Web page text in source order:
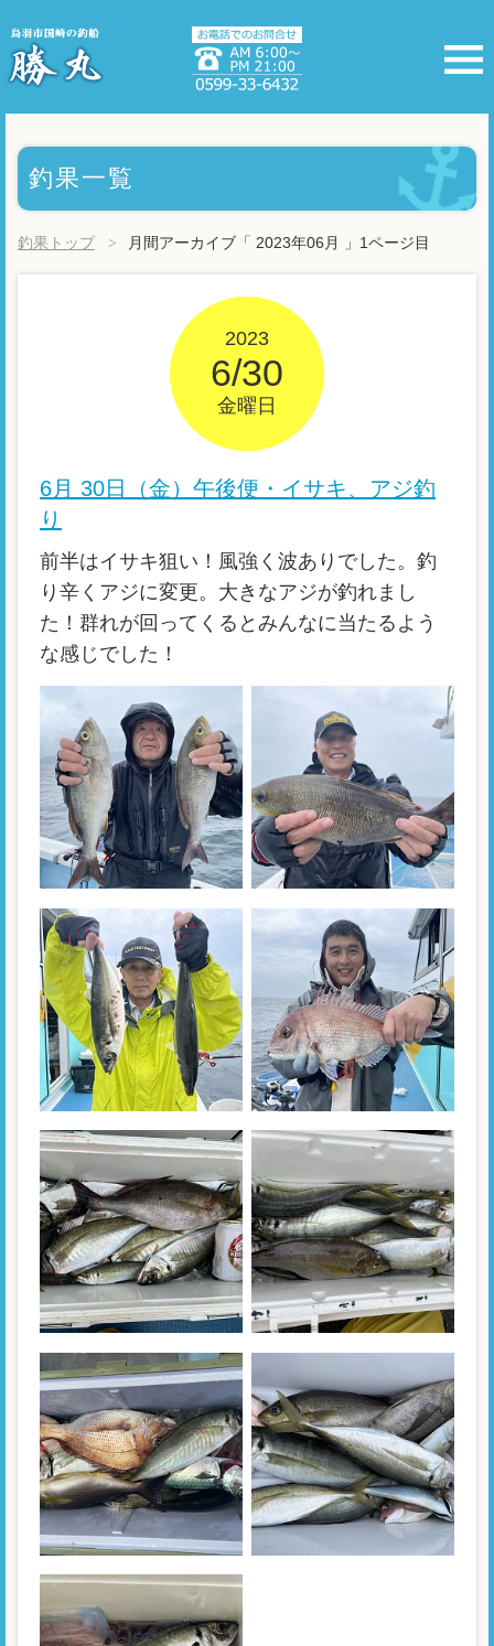
釣果一覧
釣果トップ 月間アーカイブ「 2023年06月 」1ページ目
2023
6/30
金曜日
6月 30日（金）午後便・イサキ、アジ釣
り
前半はイサキ狙い！風強く波ありでした。釣
り辛くアジに変更。大きなアジが釣れまし
た！群れが回ってくるとみんなに当たるよう
な感じでした！